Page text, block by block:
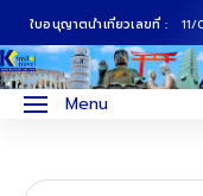
ใบอนุญาตนำเที่ยวเลขที่ : 11/
Menu
ทัวร์ญี่ปุ่น
ภาคเหนือ